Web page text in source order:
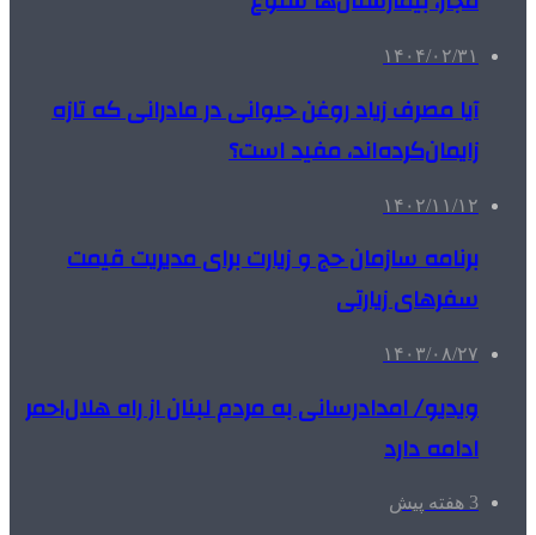
۱۴۰۴/۰۲/۳۱
آیا مصرف زیاد روغن حیوانی در مادرانی که تازه
زایمان‌کرده‌اند، مفید است؟
۱۴۰۲/۱۱/۱۲
برنامه سازمان حج و زیارت برای مدیریت قیمت
سفرهای زیارتی
۱۴۰۳/۰۸/۲۷
ویدیو/ امدادرسانی به مردم لبنان از راه هلال‌احمر
ادامه دارد
3 هفته پیش